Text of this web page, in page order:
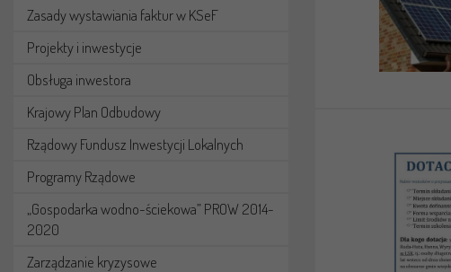
Zasady wystawiania faktur w KSeF
Projekty i inwestycje
Obsługa inwestora
Krajowy Plan Odbudowy
Rządowy Fundusz Inwestycji Lokalnych
Programy Rządowe
„Gospodarka wodno-ściekowa” PROW 2014-
2020
Zarządzanie kryzysowe